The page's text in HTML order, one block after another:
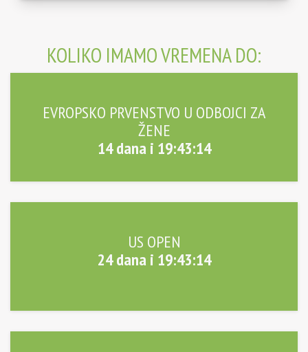
KOLIKO IMAMO VREMENA DO:
EVROPSKO PRVENSTVO U ODBOJCI ZA
ŽENE
14 dana i 19:43:14
US OPEN
24 dana i 19:43:14